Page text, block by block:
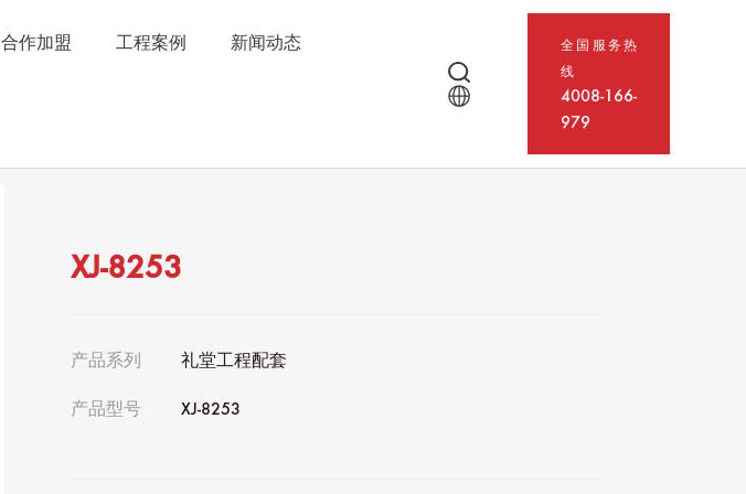
合作加盟 工程案例 新闻动态
全国服务热
线
4008-166-
979
XJ-8253
产品系列 礼堂工程配套
产品型号 XJ-8253